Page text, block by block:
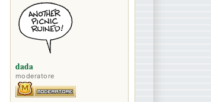
dada
moderatore